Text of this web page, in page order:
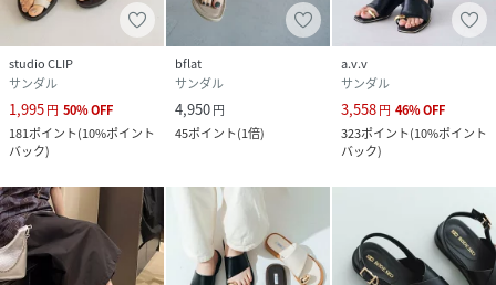
studio CLIP
サンダル
1,995円 50%OFF
181ポイント(10%ポイント
バック)
bflat
サンダル
4,950円
45ポイント(1倍)
a.v.v
サンダル
3,558円 46%OFF
323ポイント(10%ポイント
バック)